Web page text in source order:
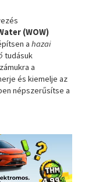
(WOW)
ahazai
tudásuk
a
és kiemelje az
népszerűsítse a